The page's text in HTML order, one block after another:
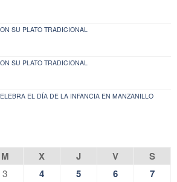
SU PLATO TRADICIONAL
SU PLATO TRADICIONAL
EL DÍA DE LA INFANCIA EN MANZANILLO
M X J V
S
3 4 5 6
7